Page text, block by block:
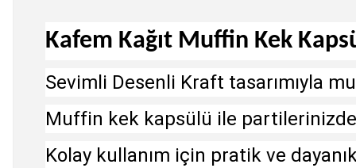
Kafem Kağıt Muffin Kek
Sevimli Desenli Kraft tasarımıyla
Muffin kek kapsülü ile
Kolay kullanım için pratik ve